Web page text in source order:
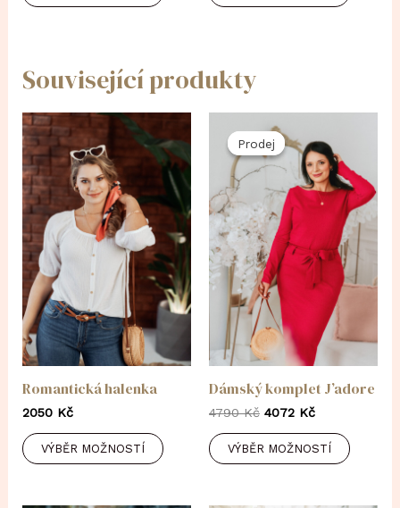
Související produkty
Romantická halenka
2050 Kč
VÝBĚR MOŽNOSTÍ
Prodej
Prodej
Dámský komplet J’adore
4790Kč Original
was:
4072 KčCurrent
is:
4072 Kč.
VÝBĚR MOŽNOSTÍ